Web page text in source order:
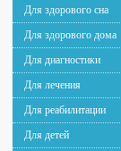
Для здорового сна
Для здорового дома
Для диагностики
Для лечения
Для реабилитации
Для детей